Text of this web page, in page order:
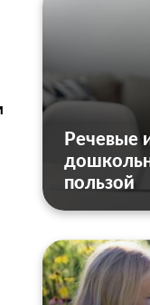
Речевые
пользой